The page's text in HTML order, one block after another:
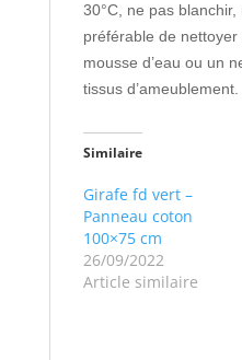
30°C, ne pas
préférable de
mousse d’eau ou un
tissus d’ameublement.
Similaire
Girafe fd vert –
Panneau coton
100×75 cm
26/09/2022
Article similaire